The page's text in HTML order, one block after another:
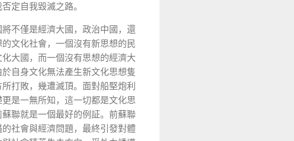
定自我毀滅之路。
不僅是經濟大國，政治中國，還
文化社會，一個沒有新思想的民
大國，而一個沒有思想的經濟大
自身文化無法產生新文化思想隻
打敗，幾遭滅頂。面對船堅炮利
是一無所知，這一切都是文化思
聯就是一個最好的例証。前蘇聯
社會與經濟問題，最終引發對體